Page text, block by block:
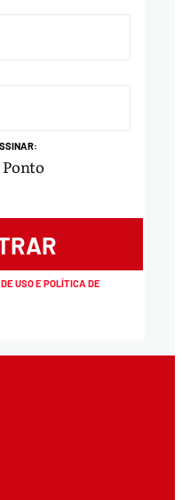
Ponto
USO E POLÍTICA DE